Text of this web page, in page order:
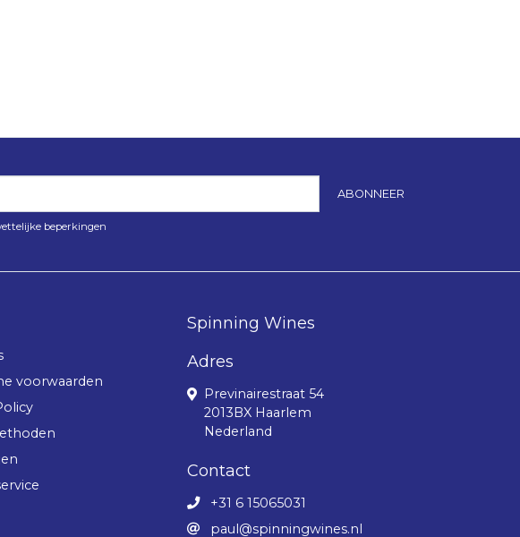
ABONNEER
beperkingen
voorwaarden
Spinning Wines
Adres
Previnairestraat 54
2013BX Haarlem
Nederland
Contact
+31 6 15065031
paul@spinningwines.nl